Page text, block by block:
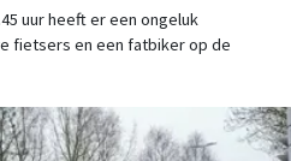
uur heeft er een ongeluk
fietsers en een fatbiker op de